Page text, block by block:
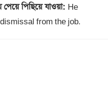
পিছিয়ে যাওয়া: He
from the job.